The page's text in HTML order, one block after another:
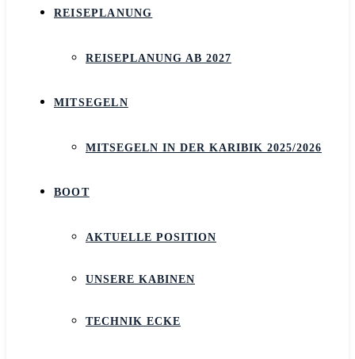
REISEPLANUNG
REISEPLANUNG AB 2027
MITSEGELN
MITSEGELN IN DER KARIBIK 2025/2026
BOOT
AKTUELLE POSITION
UNSERE KABINEN
TECHNIK ECKE